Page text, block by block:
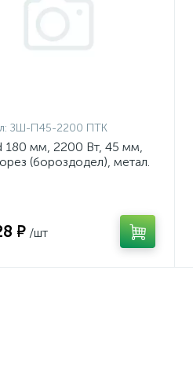
ЗШ-П45-2200 ПТК
180 мм, 2200 Вт, 45 мм,
(бороздодел), метал.
₽ /шт